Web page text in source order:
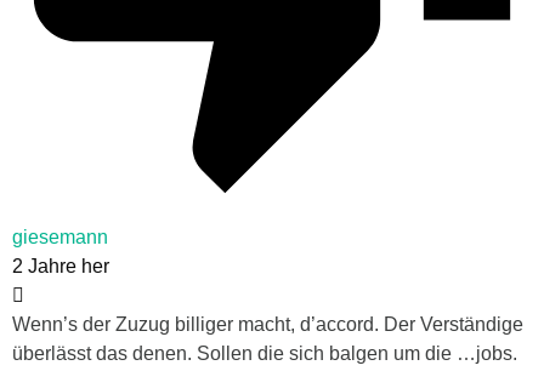
giesemann
2 Jahre her
Wenn’s der Zuzug billiger macht, d’accord. Der Verständige
überlässt das denen. Sollen die sich balgen um die …jobs.